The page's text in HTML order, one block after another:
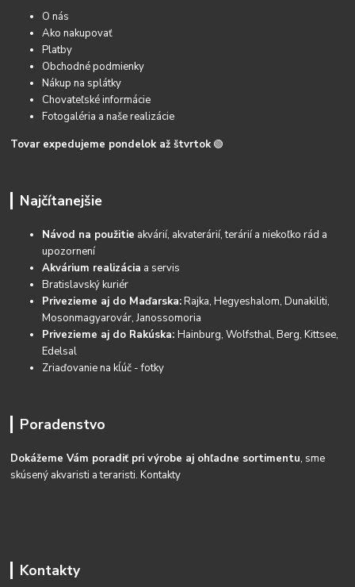
O nás
Ako nakupovať
Platby
Obchodné podmienky
Nákup na splátky
Chovateľské informácie
Fotogaléria a naše realizácie
Tovar expedujeme pondelok až štvrtok 🟢
Najčítanejšie
Návod na použitie akvárií, akvaterárií, terárií a niekoľko rád a
upozornení
Akvárium realizácia a servis
Bratislavský kuriér
Privezieme aj do Maďarska:Rajka, Hegyeshalom, Dunakiliti,
Mosonmagyarovár, Janossomoria
Privezieme aj do Rakúska:Hainburg, Wolfsthal, Berg, Kittsee,
Edelsal
Zriaďovanie na kĺúč - fotky
Poradenstvo
Dokážeme Vám poradiť pri výrobe aj ohľadne sortimentu, sme
skúsený akvaristi a teraristi.Kontakty
Kontakty